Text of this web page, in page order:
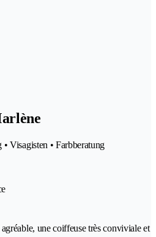
Visagisten • Farbberatung
une coiffeuse très conviviale et